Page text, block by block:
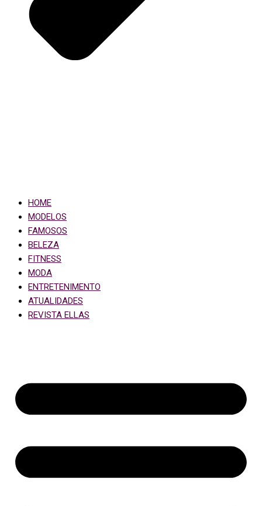
HOME
MODELOS
FAMOSOS
BELEZA
FITNESS
MODA
ENTRETENIMENTO
ATUALIDADES
REVISTA ELLAS